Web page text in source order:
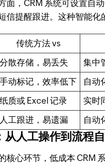
面，CRM 系统可设置自
信提醒跟进。这种智能化
传统方法 vs
分散存储，易丢失
集中
手动标记，效率低下
自动
纸质或 Excel 记录
实时
人工跟进，易遗漏 自动
从人工操作到流程
核心环节，低成本 CRM